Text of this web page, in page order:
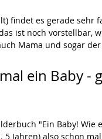
findet es gerade
ist noch vorstellbar,
Mama und sogar
ein Baby -
"Ein Baby!
5 Jahren) also schon